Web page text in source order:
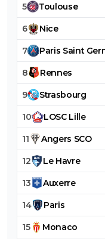
5 Toulouse
6 Nice
7 Paris Saint
8 Rennes
9 Strasbourg
10 LOSC Lille
11 Angers SCO
12 Le Havre
13 Auxerre
14 Paris
15 Monaco